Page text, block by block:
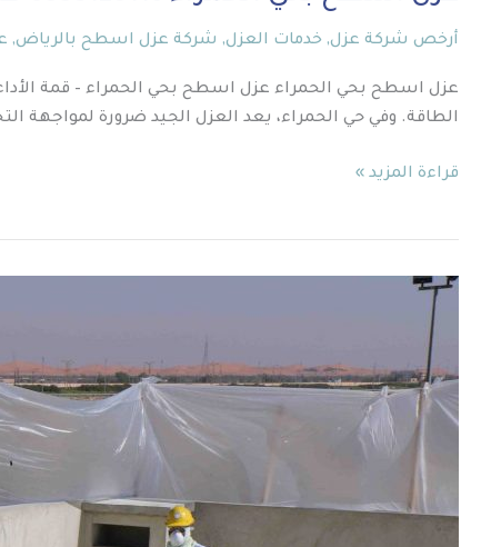
أرخص شركة عزل, خدمات العزل, شركة عزل اسطح بالرياض,
الطاقة. وفي حي الحمراء، يعد العزل الجيد ضرورة لمواجهة
قراءة المزيد »
افضل
شركة
عزل
فوم
0559120116